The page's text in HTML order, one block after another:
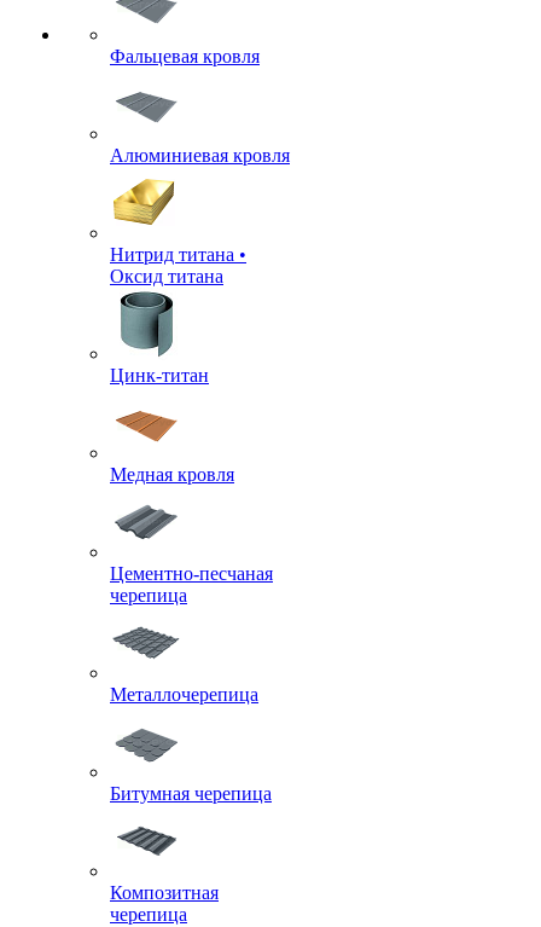
Фальцевая кровля
Алюминиевая кровля
Нитрид титана •
Оксид титана
Цинк-титан
Медная кровля
Цементно-песчаная
черепица
Металлочерепица
Битумная черепица
Композитная
черепица